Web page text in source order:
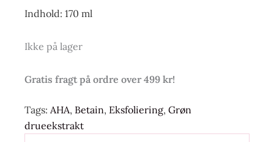
Indhold: 170 ml
Ikke på lager
Gratis fragt på ordre over 499 kr!
Tags: AHA, Betain, Eksfoliering, Grøn
drueekstrakt